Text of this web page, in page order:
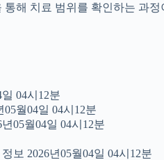
해 치료 범위를 확인하는 과정
04시12분
월04일 04시12분
05월04일 04시12분
보 2026년05월04일 04시12분